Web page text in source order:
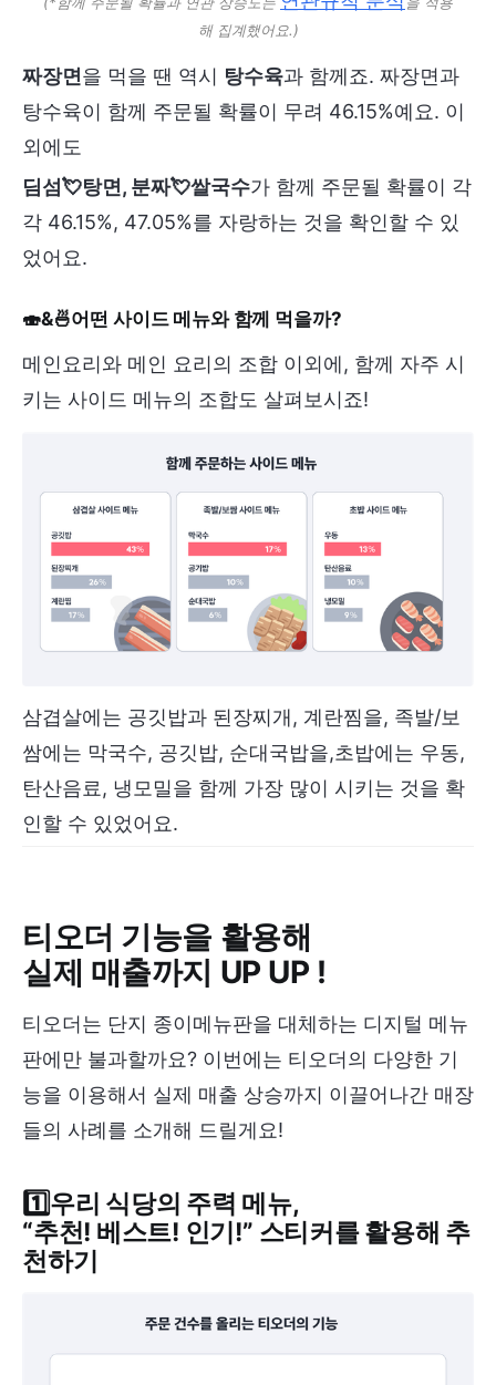
해 집계했어요.)
짜장면 을 먹을 땐 역시 탕수육과 함께죠. 짜장면과
탕수육이 함께 주문될 확률이 무려 46.15%예요. 이
외에도
딤섬💘탕면, 분짜💘쌀국수가 함께 주문될 확률이 각
각 46.15%, 47.05%를 자랑하는 것을 확인할 수 있
었어요.
🍣&🍜어떤 사이드 메뉴와 함께 먹을까?
메인요리와 메인 요리의 조합 이외에, 함께 자주 시
키는 사이드 메뉴의 조합도 살펴보시죠!
삼겹살에는 공깃밥과 된장찌개, 계란찜을, 족발/보
쌈에는 막국수, 공깃밥, 순대국밥을,초밥에는 우동,
탄산음료, 냉모밀을 함께 가장 많이 시키는 것을 확
인할 수 있었어요.
티오더 기능을 활용해
실제 매출까지 UP UP !
티오더는 단지 종이메뉴판을 대체하는 디지털 메뉴
판에만 불과할까요? 이번에는 티오더의 다양한 기
능을 이용해서 실제 매출 상승까지 이끌어나간 매장
들의 사례를 소개해 드릴게요!
1️⃣우리 식당의 주력 메뉴,
“추천! 베스트! 인기!” 스티커를 활용해 추
천하기